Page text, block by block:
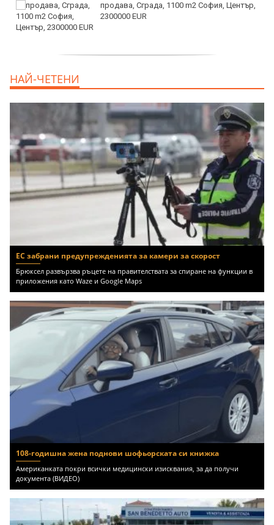
продава, Сграда, 1100 m2 София, Център,
2300000 EUR
НАЙ-ЧЕТЕНИ
ЕС забрани предупрежденията за камери за скорост
Брюксел развързва ръцете на правителствата за спиране на функции в
приложения като Waze и Google Maps
108-годишна жена поднови шофьорската си книжка
Американката покри всички медицински изисквания, за да получи
документа (ВИДЕО)